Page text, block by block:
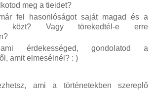
meg a tieidet?
fel hasonlóságot saját magad és a
közt? Vagy törekedtél-e erre
érdekességed, gondolatod a
amit elmesélnél? : )
ami a történetekben szereplő